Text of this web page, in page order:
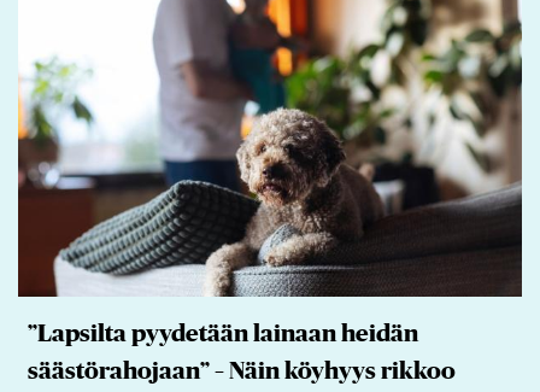
”Lapsilta pyydetään lainaan heidän
säästörahojaan” – Näin köyhyys rikkoo